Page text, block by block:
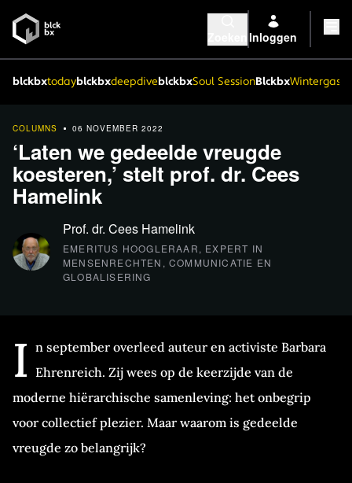
Inloggen
blckbxtodayblckbxdeepdiveblckbxSoul SessionBlckbx
COLUMNS 06 NOVEMBER 2022
‘Laten we gedeelde vreugde
koesteren,’ stelt prof. dr. Cees
Hamelink
Prof. dr. Cees Hamelink
EMERITUS HOOGLERAAR, EXPERT IN
MENSENRECHTEN, COMMUNICATIE EN
GLOBALISERING
I n september overleed auteur en activiste Barbara
Ehrenreich. Zij wees op de keerzijde van de
moderne hiërarchische samenleving: het onbegrip
voor collectief plezier. Maar waarom is gedeelde
vreugde zo belangrijk?